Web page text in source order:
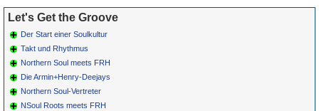
BPC = Belgian-Popcorn-Tanzszene
FRH = Fifties-Record-Hop-Tanzszene (Boogie)
Für LGTG-Let's Get The Groove:
Grün = Kurzgeschichte
Grün! = fachlich bestimmt spannend, nicht verpassen!
Grün+ = Stundenbeitrag
Gelb = Kurzgeschichten oder Stundensendungen in Arbeit
Blau = Beschreibungstext (beschreibender Text oder Songliste)
Let's Get the Groove
Der Start einer Soulkultur
Takt und Rhythmus
Northern Soul meets FRH
Die Armin+Henry-Deejays
Northern Soul-Vertreter
NSoul Roots meets FRH